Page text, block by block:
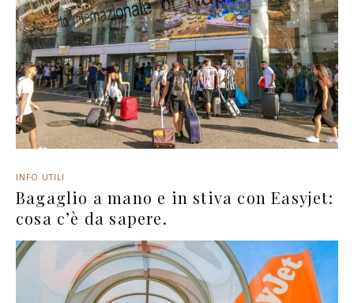
INFO UTILI
Bagaglio a mano e in stiva con Easyjet:
cosa c’è da sapere.